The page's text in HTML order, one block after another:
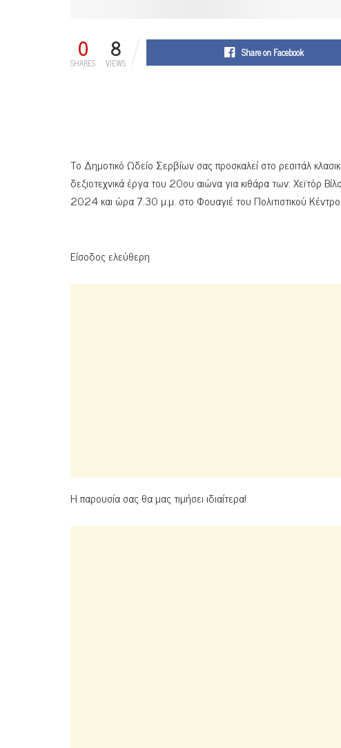
0
SHARES 8
VIEWS
Share on Facebook
Το Δημοτικό Ωδείο Σερβίων σας προσκαλεί στο ρεσιτάλ
δεξιοτεχνικά έργα του 20ου αιώνα για κιθάρα των: Χεϊτόρ
2024 και ώρα 7.30 μ.μ. στο Φουαγιέ του Πολιτιστικού
Είσοδος ελεύθερη
Η παρουσία σας θα μας τιμήσει ιδιαίτερα!